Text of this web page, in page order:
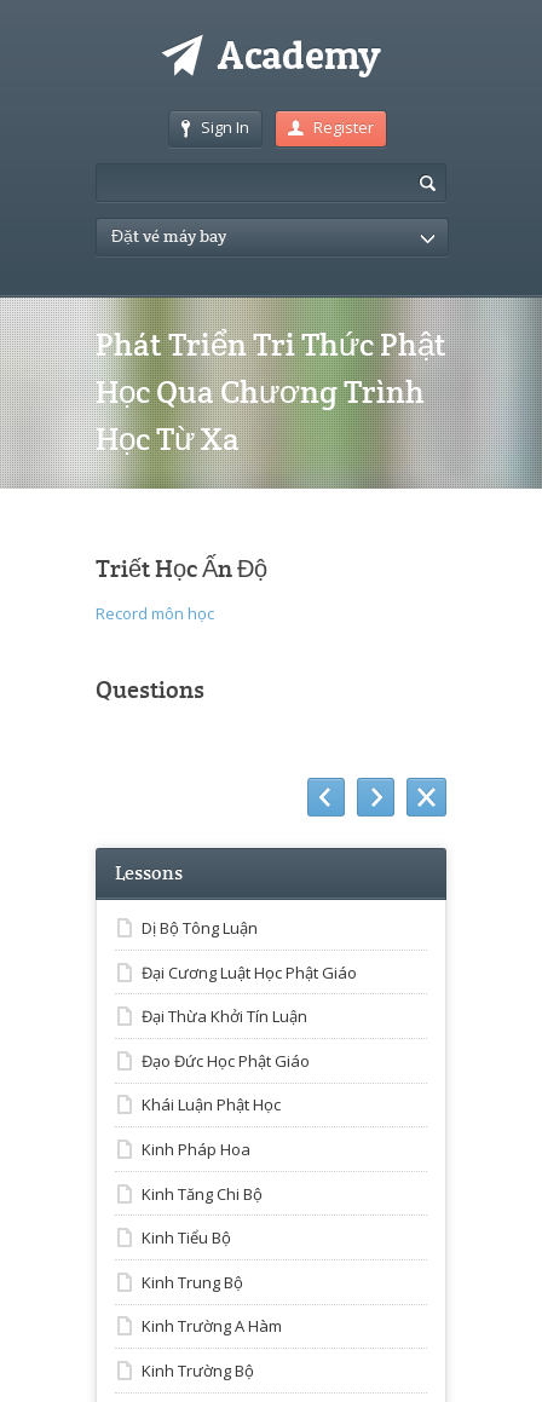
Sign In Register
Đặt vé máy bay
Phát Triển Tri Thức Phật
Học Qua Chương Trình
Học Từ Xa
Triết Học Ấn Độ
Record môn học
Questions
Lessons
Dị Bộ Tông Luận
Đại Cương Luật Học Phật Giáo
Đại Thừa Khởi Tín Luận
Đạo Đức Học Phật Giáo
Khái Luận Phật Học
Kinh Pháp Hoa
Kinh Tăng Chi Bộ
Kinh Tiểu Bộ
Kinh Trung Bộ
Kinh Trường A Hàm
Kinh Trường Bộ